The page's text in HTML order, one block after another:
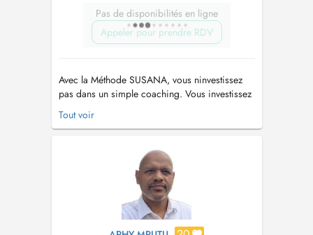
Pas de disponibilités en ligne
Appeler pour prendre RDV
Avec la Méthode SUSANA, vous ninvestissez
pas dans un simple coaching. Vous investissez
en vous, pour retrouver votre juste place et
redevenir pleinement vous-même. Jaide les
porter pour les autres à retrouver leur juste
place, leur confiance, leur équili...
Tout voir